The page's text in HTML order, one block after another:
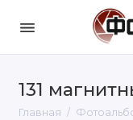
131
Главная